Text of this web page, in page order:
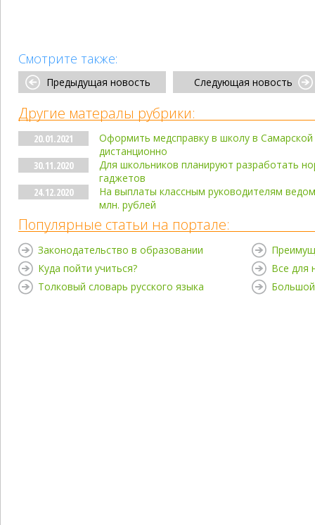
Смотрите также:
Предыдущая новость Следующая новость
Другие матералы рубрики:
20.01.2021
Оформить медсправку в школу в
дистанционно
30.11.2020
Для школьников планируют разработать
гаджетов
24.12.2020
На выплаты классным руководителям
млн. рублей
Популярные статьи на портале:
Законодательство в образовании
Куда пойти учиться?
Толковый словарь русского языка
Все для
Большой